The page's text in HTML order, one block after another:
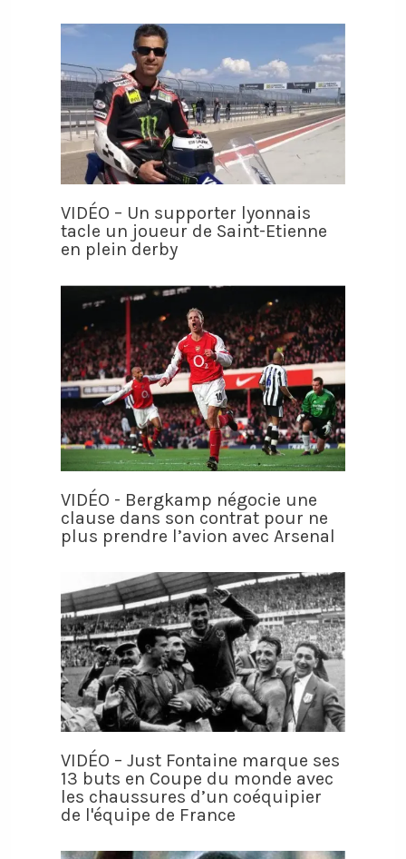
VIDÉO – Un supporter lyonnais
tacle un joueur de Saint-Etienne
en plein derby
VIDÉO - Bergkamp négocie une
clause dans son contrat pour ne
plus prendre l’avion avec Arsenal
VIDÉO – Just Fontaine marque ses
13 buts en Coupe du monde avec
les chaussures d’un coéquipier
de l'équipe de France